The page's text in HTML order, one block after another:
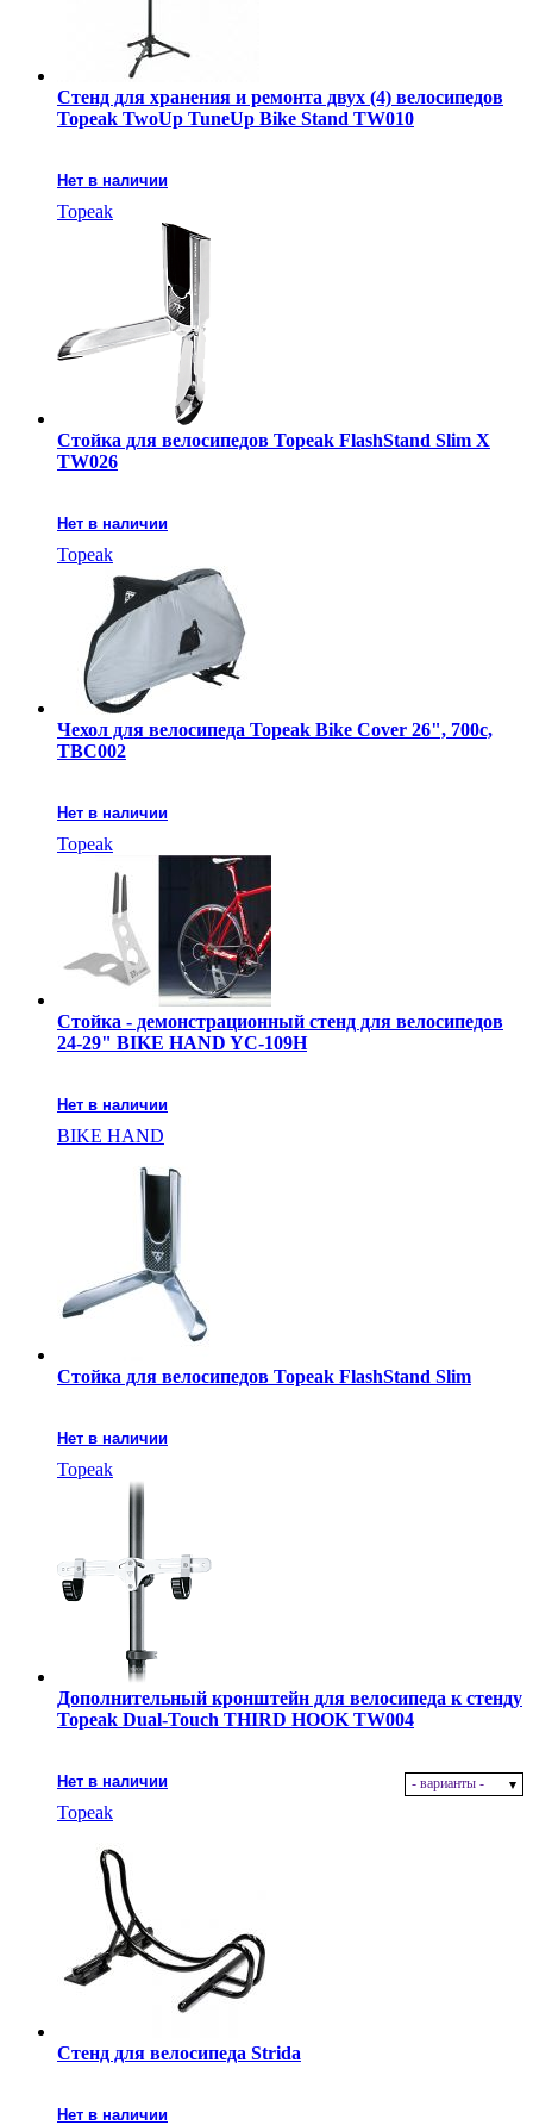
Стенд для хранения и ремонта двух (4) велосипедов
Topeak TwoUp TuneUp Bike Stand TW010
Нет в наличии
Topeak
Стойка для велосипедов Topeak FlashStand Slim X
TW026
Нет в наличии
Topeak
Чехол для велосипеда Topeak Bike Cover 26", 700с,
TBC002
Нет в наличии
Topeak
Стойка - демонстрационный стенд для велосипедов
24-29" BIKE HAND YC-109H
Нет в наличии
BIKE HAND
Стойка для велосипедов Topeak FlashStand Slim
Нет в наличии
Topeak
Дополнительный кронштейн для велосипеда к стенду
Topeak Dual-Touch THIRD HOOK TW004
Нет в наличии - варианты -
Topeak
Стенд для велосипеда Strida
Нет в наличии